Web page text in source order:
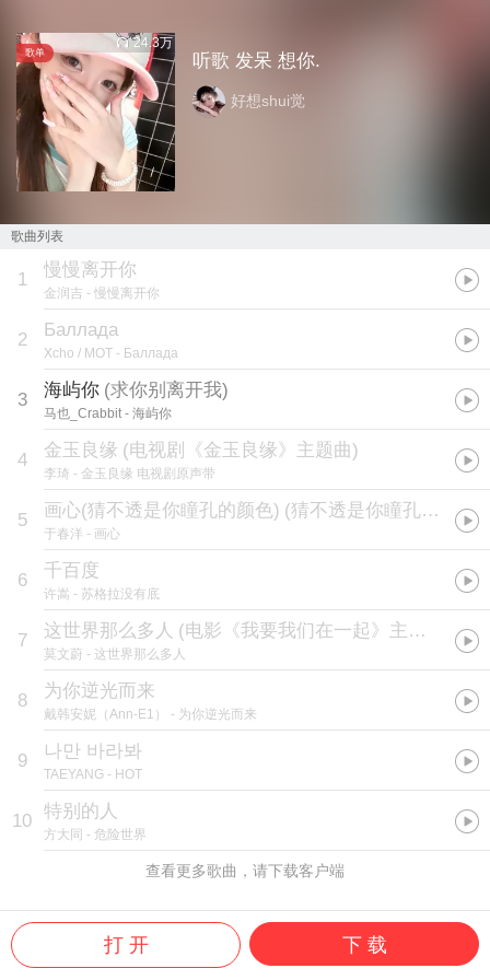
歌单
24.3万
听歌 发呆 想你.
好想shui觉
歌曲列表
1 慢慢离开你
金润吉 - 慢慢离开你
2 Баллада
Xcho / МОТ - Баллада
3 海屿你 (求你别离开我)
马也_Crabbit - 海屿你
4 金玉良缘 (电视剧《金玉良缘》主题曲)
李琦 - 金玉良缘 电视剧原声带
5 画心(猜不透是你瞳孔的颜色) (猜不透是你瞳孔的颜色 )
于春洋 - 画心
6 千百度
许嵩 - 苏格拉没有底
7 这世界那么多人 (电影《我要我们在一起》主题曲
莫文蔚 - 这世界那么多人
8 为你逆光而来
戴韩安妮（Ann-E1） - 为你逆光而来
9 나만 바라봐
TAEYANG - HOT
10 特别的人
方大同 - 危险世界
查看更多歌曲，请下载客户端
打 开 下 载